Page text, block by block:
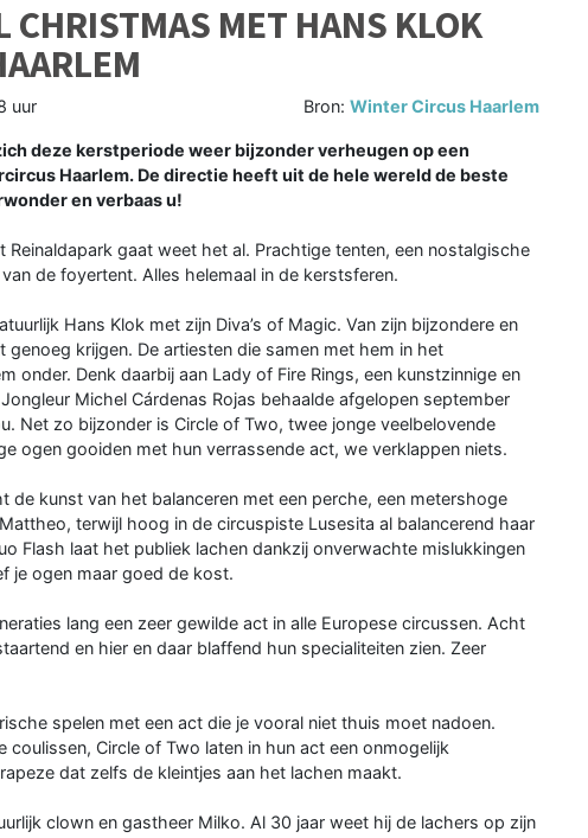
CHRISTMAS MET HANS KLOK
uur Bron:Winter Circus Haarlem
deze kerstperiode weer bijzonder verheugen op een
Haarlem. De directie heeft uit de hele wereld de beste
en verbaas u!
Reinaldapark gaat weet het al. Prachtige tenten, een nostalgische
de foyertent. Alles helemaal in de kerstsferen.
Hans Klok met zijn Diva’s of Magic. Van zijn bijzondere en
genoeg krijgen. De artiesten die samen met hem in het
onder. Denk daarbij aan Lady of Fire Rings, een kunstzinnige en
Michel Cárdenas Rojas behaalde afgelopen september
Net zo bijzonder is Circle of Two, twee jonge veelbelovende
ogen gooiden met hun verrassende act, we verklappen niets.
de kunst van het balanceren met een perche, een metershoge
terwijl hoog in de circuspiste Lusesita al balancerend haar
Flash laat het publiek lachen dankzij onverwachte mislukkingen
je ogen maar goed de kost.
lang een zeer gewilde act in alle Europese circussen. Acht
en hier en daar blaffend hun specialiteiten zien. Zeer
spelen met een act die je vooral niet thuis moet nadoen.
Circle of Two laten in hun act een onmogelijk
dat zelfs de kleintjes aan het lachen maakt.
clown en gastheer Milko. Al 30 jaar weet hij de lachers op zijn